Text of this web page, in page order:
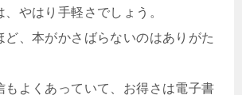
やはり手軽さでしょう。
ど、本がかさばらないのはありがた
もよくあっていて、お得さは電子書